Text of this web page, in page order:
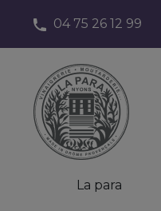
04 75 26 12 99
La para